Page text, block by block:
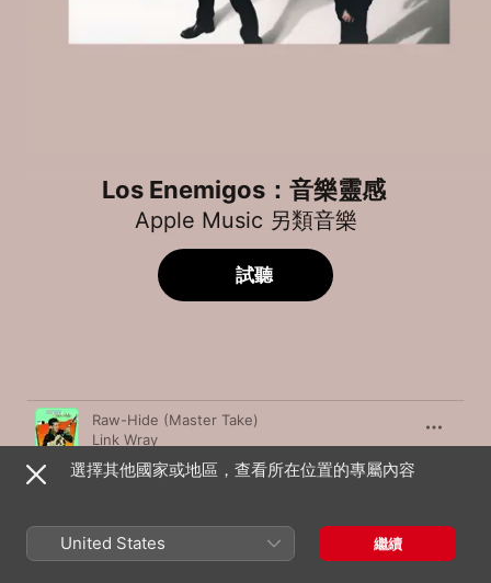
Los Enemigos：音樂靈感
Apple Music 另類音樂
試聽
歌曲 時間
Raw-Hide (Master Take)
Link Wray
Fortunate Son
Down On the Street
The Stooges
選擇其他國家或地區，查看所在位置的專屬內容
United States 繼續